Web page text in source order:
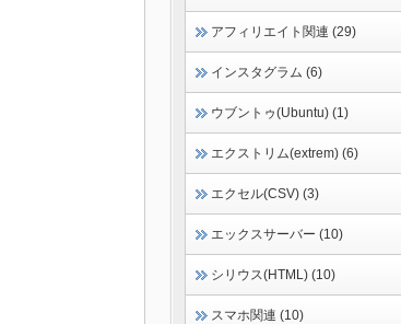
アフィリエイト関連 (29)
インスタグラム (6)
ウブントゥ(Ubuntu) (1)
エクストリム(extrem) (6)
エクセル(CSV) (3)
エックスサーバー (10)
シリウス(HTML) (10)
スマホ関連 (10)